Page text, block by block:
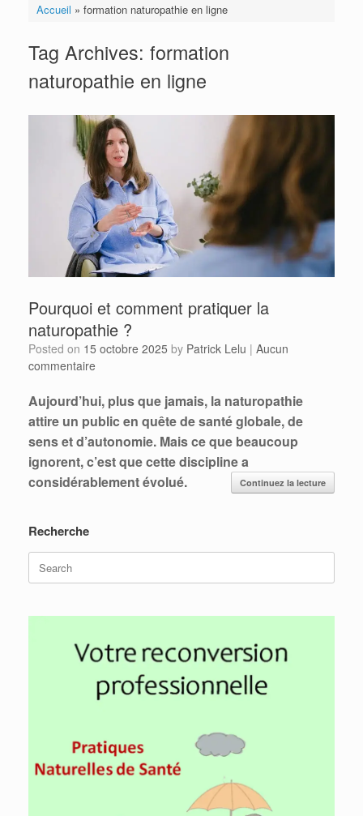
Accueil » formation naturopathie en ligne
Tag Archives: formation
naturopathie en ligne
Pourquoi et comment pratiquer la
naturopathie ?
Posted on 15 octobre 2025 by Patrick Lelu | Aucun
commentaire
Aujourd’hui, plus que jamais, la naturopathie
attire un public en quête de santé globale, de
sens et d’autonomie. Mais ce que beaucoup
ignorent, c’est que cette discipline a
considérablement évolué.
Continuez la lecture
Recherche
Search
for: